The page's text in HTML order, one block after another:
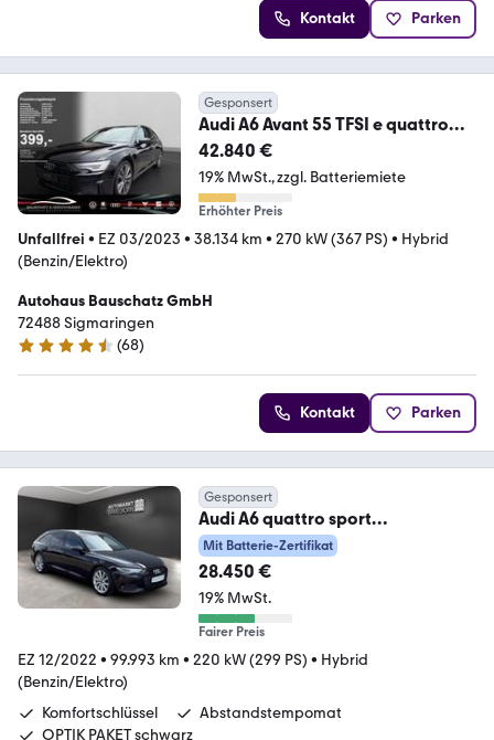
Kontakt Parken
Gesponsert
Audi A6 Avant 55 TFSI e quattro
sport AHK*NAVI*MATRIX
42.840 €
19% MwSt. zzgl. Batteriemiete
Erhöhter Preis
Unfallfrei • EZ 03/2023 • 38.134 km • 270 kW (367 PS) • Hybrid
(Benzin/Elektro)
Autohaus Bauschatz GmbH
72488 Sigmaringen
4.5 Sterne
(68)
Kontakt Parken
Gesponsert
Audi A6 quattro sport
SOH93,6%*Virtual*ACC*LED*19*N
av
Mit Batterie-Zertifikat
28.450 €
19% MwSt.
Fairer Preis
EZ 12/2022 • 99.993 km • 220 kW (299 PS) • Hybrid
(Benzin/Elektro)
Komfortschlüssel
Abstandstempomat
OPTIK PAKET schwarz